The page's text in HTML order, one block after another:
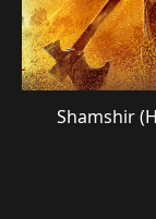
Shamshir